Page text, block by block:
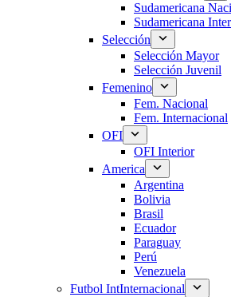
Sudamericana
Sudamericana
Selección
Selección Mayor
Selección Juvenil
Femenino
Fem. Nacional
Fem. Internacional
OFI
OFI Interior
America
Argentina
Bolivia
Brasil
Ecuador
Paraguay
Perú
Venezuela
Futbol IntInternacional